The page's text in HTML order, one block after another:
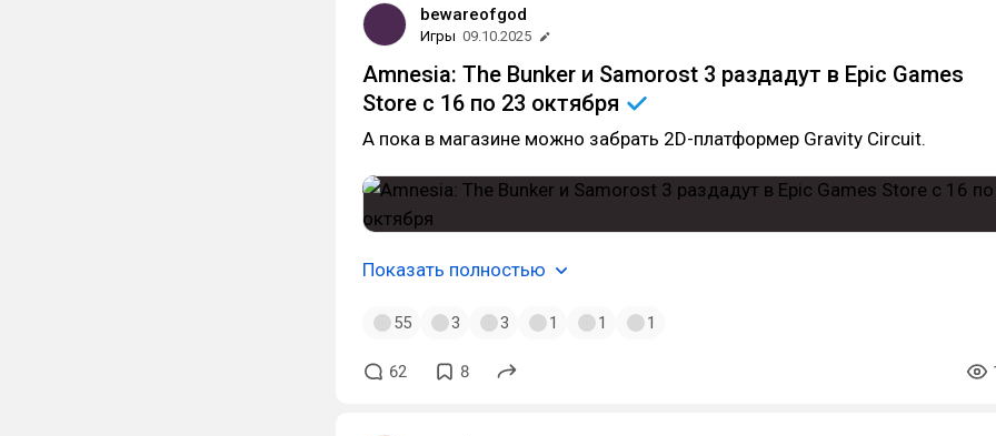
bewareofgod
Игры 09.10.2025
Amnesia: The Bunker и Samorost 3 раздадут в Epic Games
Store с 16 по 23 октября
А пока в магазине можно забрать 2D-платформер Gravity Circuit.
Показать полностью
55 3 3 1 1 1
62 8